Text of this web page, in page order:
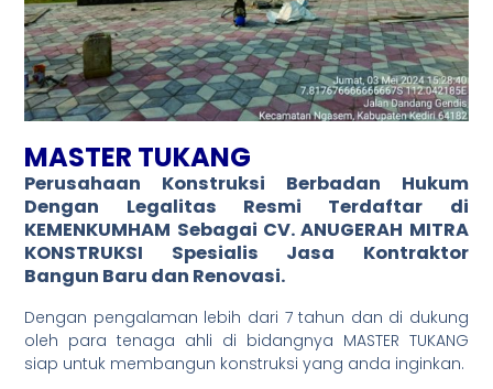
MASTER TUKANG
Perusahaan Konstruksi Berbadan Hukum
Dengan Legalitas Resmi Terdaftar di
KEMENKUMHAM Sebagai CV. ANUGERAH MITRA
KONSTRUKSI Spesialis Jasa Kontraktor
Bangun Baru dan Renovasi.
Dengan pengalaman lebih dari 7 tahun dan di dukung
oleh para tenaga ahli di bidangnya MASTER TUKANG
siap untuk membangun konstruksi yang anda inginkan.